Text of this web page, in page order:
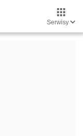
Serwisy